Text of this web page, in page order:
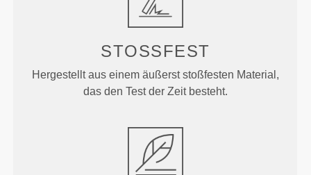
STOSSFEST
Hergestellt aus einem äußerst stoßfesten Material,
das den Test der Zeit besteht.